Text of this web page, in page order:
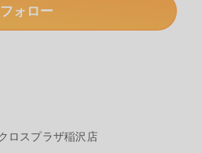
フォロー
ロスプラザ稲沢店